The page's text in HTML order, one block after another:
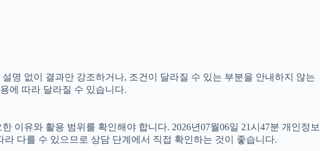
명 없이 결과만 강조하거나, 조건이 달라질 수 있는 부분을 안내하지 않는
에 따라 달라질 수 있습니다.
이유와 활용 범위를 확인해야 합니다. 2026년07월06일 21시47분 개인정보
다를 수 있으므로 상담 단계에서 직접 확인하는 것이 좋습니다.